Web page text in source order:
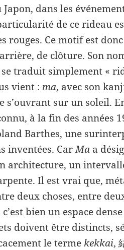
dans les
de ce rideau
rouges. Ce motif est
de clôture. Son
traduit simplement «
vient : ma, avec son
s’ouvrant sur un soleil.
à la fin des années
Barthes, une
inventées. CarMa a
architecture, un
Il est vrai que,
deux choses, entre
bien un espace
doivent être distincts,
le terme kekkai,